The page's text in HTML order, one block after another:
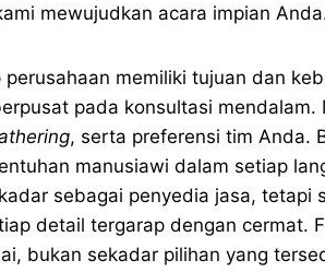
mewujudkan acara impian
memiliki tujuan dan
pada konsultasi mendalam.
, serta preferensi tim Anda.
manusiawi dalam setiap
sebagai penyedia jasa, tetapi
detail tergarap dengan cermat.
bukan sekadar pilihan yang